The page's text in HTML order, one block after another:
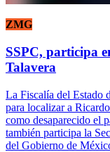
ZMG
SSPC, participa
Talavera
La Fiscalía del Estado
para localizar a
como desaparecido el
también participa la
del Gobierno de